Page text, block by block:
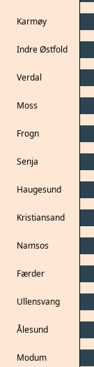
Karmøy
Indre Østfold
Verdal
Moss
Frogn
Senja
Haugesund
Kristiansand
Namsos
Færder
Ullensvang
Ålesund
Modum